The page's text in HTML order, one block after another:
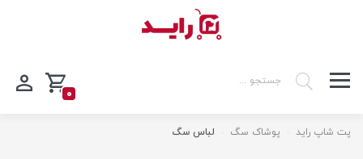
0
پت شاپ راید پوشاک سگ لباس سگ